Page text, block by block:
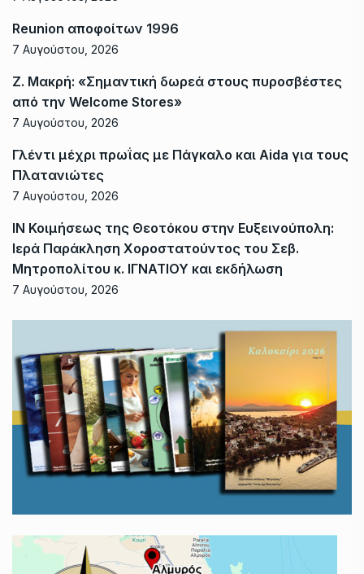
Reunion αποφοίτων 1996
7 Αυγούστου, 2026
Ζ. Μακρή: «Σημαντική δωρεά στους πυροσβέστες
από την Welcome Stores»
7 Αυγούστου, 2026
Γλέντι μέχρι πρωΐας με Πάγκαλο και Aida για τους
Πλατανιώτες
7 Αυγούστου, 2026
ΙΝ Κοιμήσεως της Θεοτόκου στην Ευξεινούπολη:
Ιερά Παράκληση Χοροστατούντος του Σεβ.
Μητροπολίτου κ. ΙΓΝΑΤΙΟΥ και εκδήλωση
7 Αυγούστου, 2026